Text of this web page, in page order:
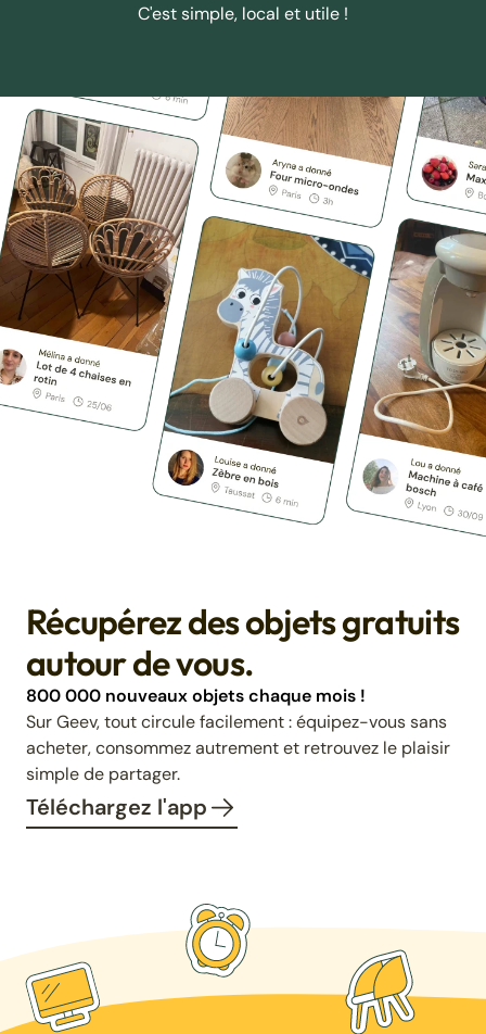
C'est simple, local et utile !
Récupérez des objets gratuits
autour de vous.
800 000 nouveaux objets chaque mois !
Sur Geev, tout circule facilement : équipez-vous sans
acheter, consommez autrement et retrouvez le plaisir
simple de partager.
Téléchargez l'app